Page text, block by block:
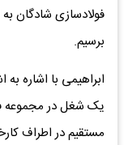
فولادسازی شادگان به
برسیم.
ابراهیمی با اشاره
مستقیم در اطراف